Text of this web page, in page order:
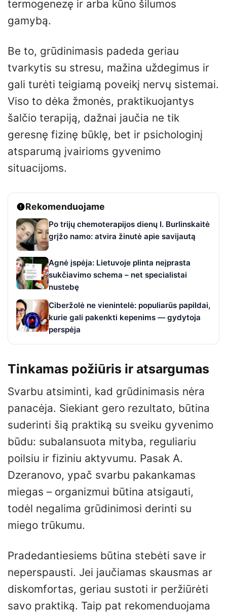
termogenezę ir arba kūno šilumos
gamybą.
Be to, grūdinimasis padeda geriau
tvarkytis su stresu, mažina uždegimus ir
gali turėti teigiamą poveikį nervų sistemai.
Viso to dėka žmonės, praktikuojantys
šalčio terapiją, dažnai jaučia ne tik
geresnę fizinę būklę, bet ir psichologinį
atsparumą įvairioms gyvenimo
situacijoms.
Rekomenduojame
Po trijų chemoterapijos dienų I. Burlinskaitė
grįžo namo: atvira žinutė apie savijautą
Agnė įspėja: Lietuvoje plinta neįprasta
sukčiavimo schema – net specialistai
nustebę
Ciberžolė ne vienintelė: populiarūs papildai,
kurie gali pakenkti kepenims — gydytoja
perspėja
Tinkamas požiūris ir atsargumas
Svarbu atsiminti, kad grūdinimasis nėra
panacėja. Siekiant gero rezultato, būtina
suderinti šią praktiką su sveiku gyvenimo
būdu: subalansuota mityba, reguliariu
poilsiu ir fiziniu aktyvumu. Pasak A.
Dzeranovo, ypač svarbu pakankamas
miegas – organizmui būtina atsigauti,
todėl negalima grūdinimosi derinti su
miego trūkumu.
Pradedantiesiems būtina stebėti save ir
neperspausti. Jei jaučiamas skausmas ar
diskomfortas, geriau sustoti ir peržiūrėti
savo praktiką. Taip pat rekomenduojama